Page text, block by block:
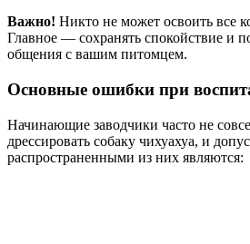
Важно! Никто не может освоить все
Главное — сохранять спокойствие и
общения с вашим питомцем.
Основные ошибки при
Начинающие заводчики часто не
дрессировать собаку чихуахуа, и
распространенными из них являются: